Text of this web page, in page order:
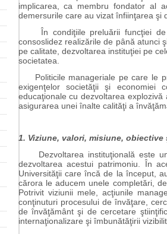
implicarea, ca membru fondator al
demersurile care au vizat înfiinţarea şi
În condiţiile preluării funcţiei de
consoslidez realizările de până atunci
pe calitate, dezvoltarea instituţiei pe
societatea.
Politicile manageriale pe care le
exigenţelor societăţii şi economiei
educaţionale cu dezvoltarea
asigurarea unei înalte calităţi a
1. Viziune, valori, misiune,
Dezvoltarea instituţională este
dezvoltarea acestui patrimoniu. În
Universităţii care încă de la început,
cărora le aducem unele completări,
Potrivit viziunii mele, acţiunile
conţinuturi procesului de învăţare,
de învăţământ şi de cercetare
internaţionalizare şi îmbunătăţirii